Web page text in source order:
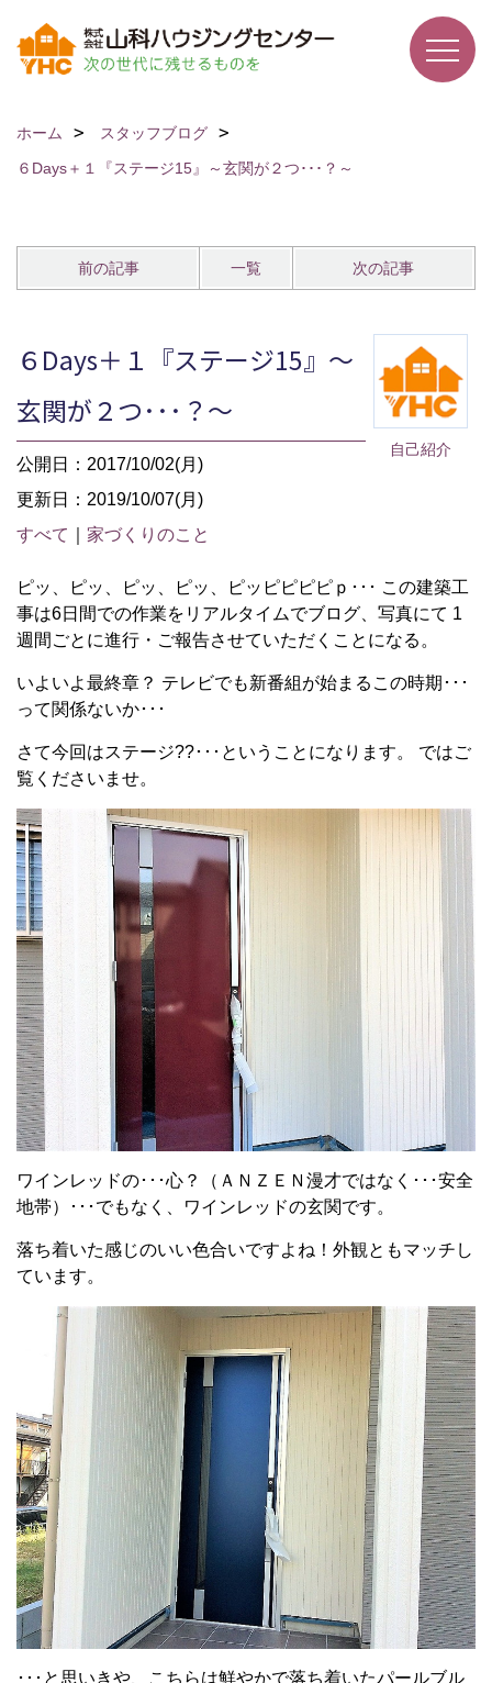
ホーム
スタッフブログ
６Days＋１『ステージ15』～玄関が２つ･･･？～
前の記事 一覧 次の記事
自己紹介
６Days＋１『ステージ15』～
玄関が２つ･･･？～
公開日：2017/10/02(月)
更新日：2019/10/07(月)
すべて
家づくりのこと
ピッ、ピッ、ピッ、ピッ、ピッピピピピｐ･･･ この建築工
事は6日間での作業をリアルタイムでブログ、写真にて 1
週間ごとに進行・ご報告させていただくことになる。
いよいよ最終章？ テレビでも新番組が始まるこの時期･･･
って関係ないか･･･
さて今回はステージ??･･･ということになります。 ではご
覧くださいませ。
ワインレッドの･･･心？（ＡＮＺＥＮ漫才ではなく･･･安全
地帯）･･･でもなく、ワインレッドの玄関です。
落ち着いた感じのいい色合いですよね！外観ともマッチし
ています。
･･･と思いきや、こちらは鮮やかで落ち着いたパールブル